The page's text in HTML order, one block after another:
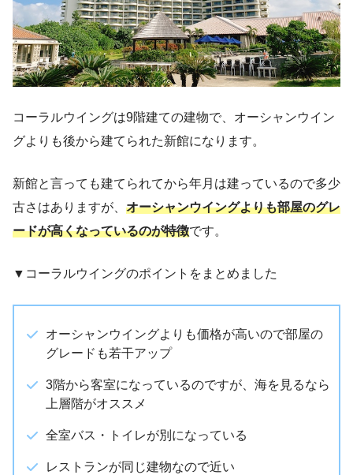
コーラルウイングは9階建ての建物で、オーシャンウイン
グよりも後から建てられた新館になります。
新館と言っても建てられてから年月は建っているので多少
古さはありますが、 オーシャンウイングよりも部屋のグレ
ードが高くなっているのが特徴です。
▼コーラルウイングのポイントをまとめました
オーシャンウイングよりも価格が高いので部屋の
グレードも若干アップ
3階から客室になっているのですが、海を見るなら
上層階がオススメ
全室バス・トイレが別になっている
レストランが同じ建物なので近い